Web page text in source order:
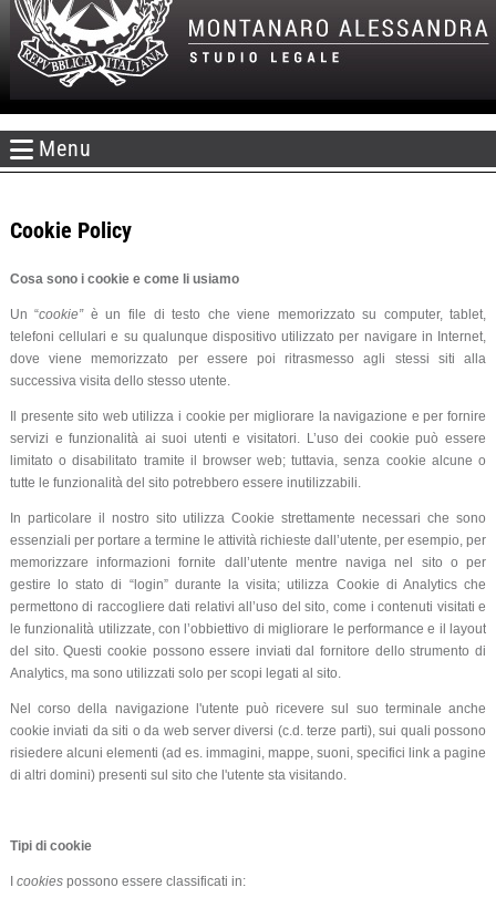
Menu
Cookie Policy
Cosa sono i cookie e come li usiamo
Un “cookie” è un file di testo che viene memorizzato su computer, tablet,
telefoni cellulari e su qualunque dispositivo utilizzato per navigare in Internet,
dove viene memorizzato per essere poi ritrasmesso agli stessi siti alla
successiva visita dello stesso utente.
Il presente sito web utilizza i cookie per migliorare la navigazione e per fornire
servizi e funzionalità ai suoi utenti e visitatori. L’uso dei cookie può essere
limitato o disabilitato tramite il browser web; tuttavia, senza cookie alcune o
tutte le funzionalità del sito potrebbero essere inutilizzabili.
In particolare il nostro sito utilizza Cookie strettamente necessari che sono
essenziali per portare a termine le attività richieste dall’utente, per esempio, per
memorizzare informazioni fornite dall’utente mentre naviga nel sito o per
gestire lo stato di “login” durante la visita; utilizza Cookie di Analytics che
permettono di raccogliere dati relativi all’uso del sito, come i contenuti visitati e
le funzionalità utilizzate, con l’obbiettivo di migliorare le performance e il layout
del sito. Questi cookie possono essere inviati dal fornitore dello strumento di
Analytics, ma sono utilizzati solo per scopi legati al sito.
Nel corso della navigazione l'utente può ricevere sul suo terminale anche
cookie inviati da siti o da web server diversi (c.d. terze parti), sui quali possono
risiedere alcuni elementi (ad es. immagini, mappe, suoni, specifici link a pagine
di altri domini) presenti sul sito che l'utente sta visitando.
Tipi di cookie
cookies possono essere classificati in: